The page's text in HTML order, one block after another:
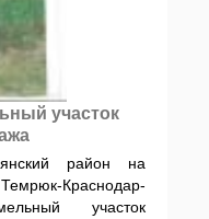
участок
район на
Краснодар-
участок